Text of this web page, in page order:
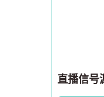
直播信号